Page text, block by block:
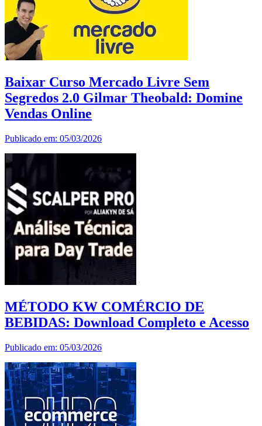
Baixar Curso Mercado Livre Sem
Segredos 2.0 Gilmar Theobald: Domine
Vendas Online
Publicado em: 05/03/2026
MÉTODO KW COMÉRCIO DE
BEBIDAS: Download Completo e Acesso
Publicado em: 05/03/2026